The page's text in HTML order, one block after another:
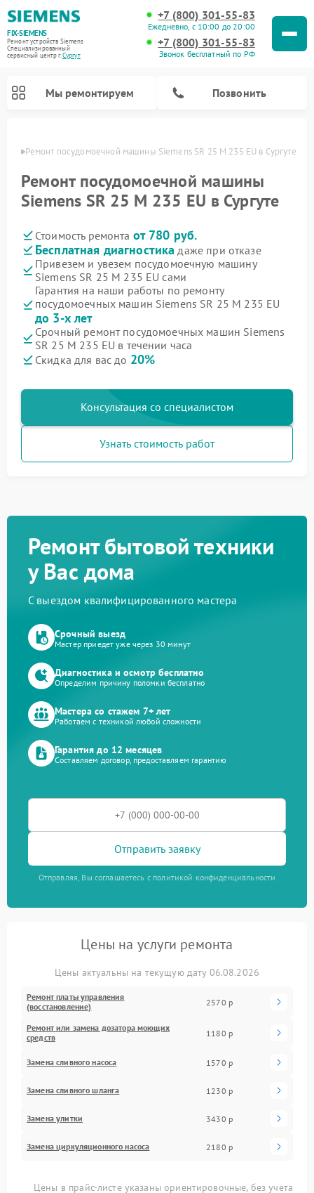
FIX-SIEMENS
Ремонт устройств Siemens
Специализированный
cервисный центр г.Сургут
+7 (800) 301-55-83
Ежедневно, с 10:00 до 20:00
+7 (800) 301-55-83
Звонок бесплатный по РФ
Мы ремонтируем Позвонить
Ремонт посудомоечной машины Siemens SR 25 M 235 EU в Сургуте
Ремонт посудомоечной машины
Siemens SR 25 M 235 EU в Сургуте
Стоимость ремонта от 780 руб.
Бесплатная диагностика даже при отказе
Привезем и увезем посудомоечную машину
Siemens SR 25 M 235 EU сами
Гарантия на наши работы по ремонту
посудомоечных машин Siemens SR 25 M 235 EU
до 3-х лет
Срочный ремонт посудомоечных машин Siemens
SR 25 M 235 EU в течении часа
Скидка для вас до 20%
Консультация со специалистом
Узнать стоимость работ
Ремонт бытовой техники
у Вас дома
С выездом квалифицированного мастера
Срочный выезд
Мастер приедет уже через 30 минут
Диагностика и осмотр бесплатно
Определим причину поломки бесплатно
Мастера со стажем 7+ лет
Работаем с техникой любой сложности
Гарантия до 12 месяцев
Составляем договор, предоставляем гарантию
Отправить заявку
Отправляя, Вы соглашаетесь с политикой конфиденциальности
Цены на услуги ремонта
Цены актуальны на текущую дату 06.08.2026
Ремонт платы управления
(восстановление)
2570 р
Ремонт или замена дозатора моющих
средств
1180 р
Замена сливного насоса 1570 р
Замена сливного шланга 1230 р
Замена улитки 3430 р
Замена циркуляционного насоса 2180 р
Цены в прайс-листе указаны ориентировочные, без учета